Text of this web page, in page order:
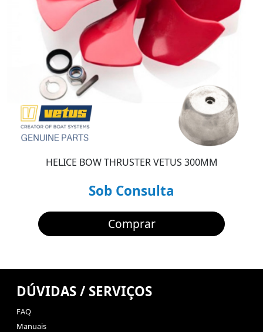
HELICE BOW THRUSTER VETUS 300MM
Sob Consulta
Comprar
DÚVIDAS / SERVIÇOS
FAQ
Manuais